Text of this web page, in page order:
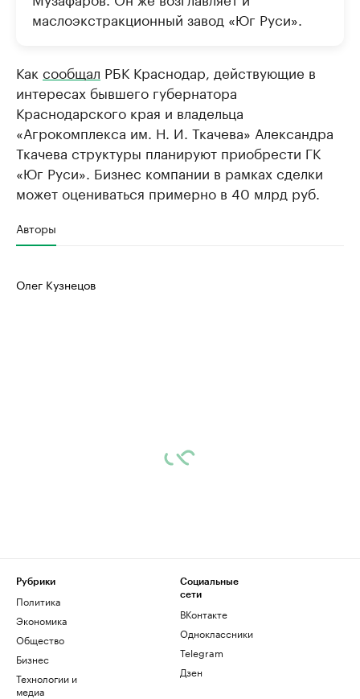
маслоэкстракционный завод «Юг Руси».
Как сообщал РБК Краснодар, действующие в
интересах бывшего губернатора
Краснодарского края и владельца
«Агрокомплекса им. Н. И. Ткачева» Александра
Ткачева структуры планируют приобрести ГК
«Юг Руси». Бизнес компании в рамках сделки
может оцениваться примерно в 40 млрд руб.
Авторы
Олег Кузнецов
Рубрики
Политика
Экономика
Общество
Бизнес
Технологии и
медиа
Социальные
сети
ВКонтакте
Одноклассники
Telegram
Дзен